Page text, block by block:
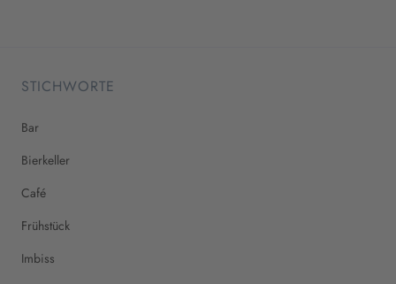
STICHWORTE
Bar
Bierkeller
Café
Frühstück
Imbiss